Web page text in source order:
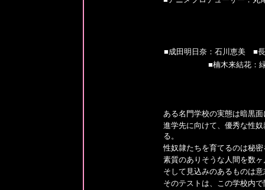
■成田明日奈：石川恵美 ■
■楠木来結花
ある名門学校の実態は暗黒
進学先に向けて、優秀な性
る。
性奴隷たちを育てるのは秘
素質のありそうな人間を数
そして見込みのあるものは
そのテストは、この学校内